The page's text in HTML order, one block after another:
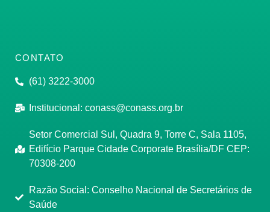
CONTATO
(61) 3222-3000
Institucional: conass@conass.org.br
Setor Comercial Sul, Quadra 9, Torre C, Sala 1105,
Edifício Parque Cidade Corporate Brasília/DF CEP:
70308-200
Razão Social: Conselho Nacional de Secretários de
Saúde